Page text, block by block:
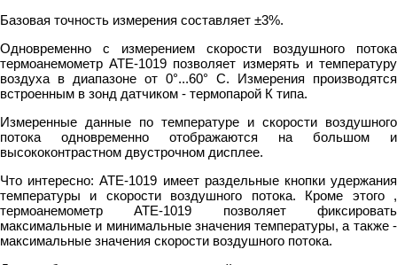
Базовая точность измерения составляет ±3%.
Одновременно с измерением скорости воздушного потока
термоанемометр АТЕ-1019 позволяет измерять и температуру
воздуха в диапазоне от 0°...60° С. Измерения производятся
встроенным в зонд датчиком - термопарой К типа.
Измеренные данные по температуре и скорости воздушного
потока одновременно отображаются на большом и
высококонтрастном двустрочном дисплее.
Что интересно: АТЕ-1019 имеет раздельные кнопки удержания
температуры и скорости воздушного потока. Кроме этого ,
термоанемометр АТЕ-1019 позволяет фиксировать
максимальные и минимальные значения температуры, а также -
максимальные значения скорости воздушного потока.